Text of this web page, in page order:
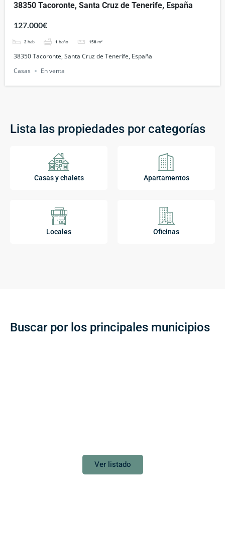
38350 Tacoronte, Santa Cruz de Tenerife, España
127.000€
2 hab 1 baño 158 m²
38350 Tacoronte, Santa Cruz de Tenerife, España
Casas
En venta
Lista las propiedades por categorías
Casas y chalets Apartamentos
Locales Oficinas
Buscar por los principales municipios
Ver listado